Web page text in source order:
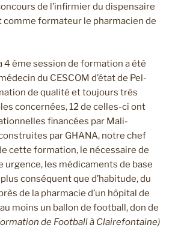
de l’infirmier du dispensaire
comme formateur le pharmacien de
4 ème session de formation a été
du CESCOM d’état de Pel-
de qualité et toujours très
concernées, 12 de celles-ci ont
financées par Mali-
par GHANA, notre chef
cette formation, le nécessaire de
urgence, les médicaments de base
conséquent que d’habitude, du
de la pharmacie d’un hôpital de
moins un ballon de football, don de
de Football à Clairefontaine)